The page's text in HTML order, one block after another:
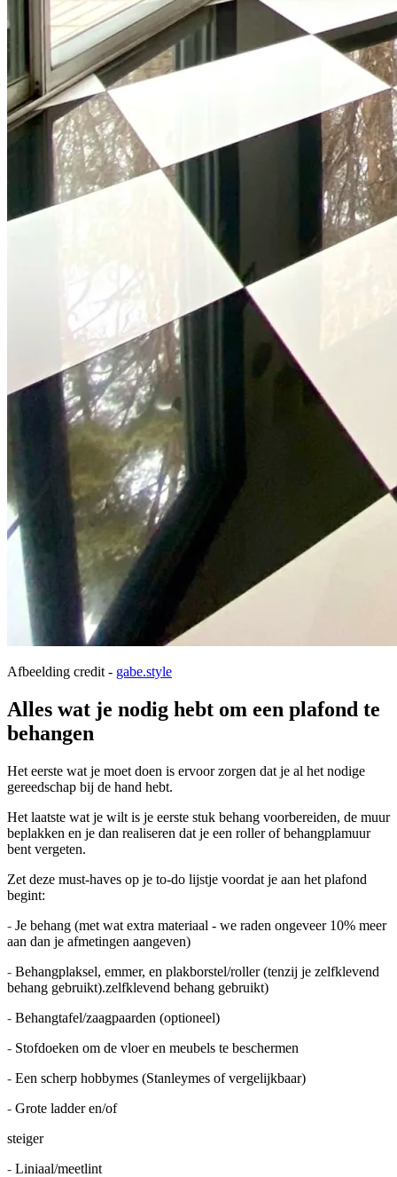
Afbeelding credit - gabe.style
Alles wat je nodig hebt om een plafond te
behangen
Het eerste wat je moet doen is ervoor zorgen dat je al het nodige
gereedschap bij de hand hebt.
Het laatste wat je wilt is je eerste stuk behang voorbereiden, de muur
beplakken en je dan realiseren dat je een roller of behangplamuur
bent vergeten.
Zet deze must-haves op je to-do lijstje voordat je aan het plafond
begint:
- Je behang (met wat extra materiaal - we raden ongeveer 10% meer
aan dan je afmetingen aangeven)
- Behangplaksel, emmer, en plakborstel/roller (tenzij je zelfklevend
behang gebruikt).zelfklevend behang gebruikt)
- Behangtafel/zaagpaarden (optioneel)
- Stofdoeken om de vloer en meubels te beschermen
- Een scherp hobbymes (Stanleymes of vergelijkbaar)
- Grote ladder en/of
steiger
- Liniaal/meetlint